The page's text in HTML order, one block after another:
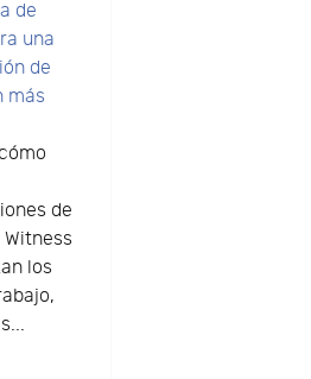
de
una
de
más
de
los